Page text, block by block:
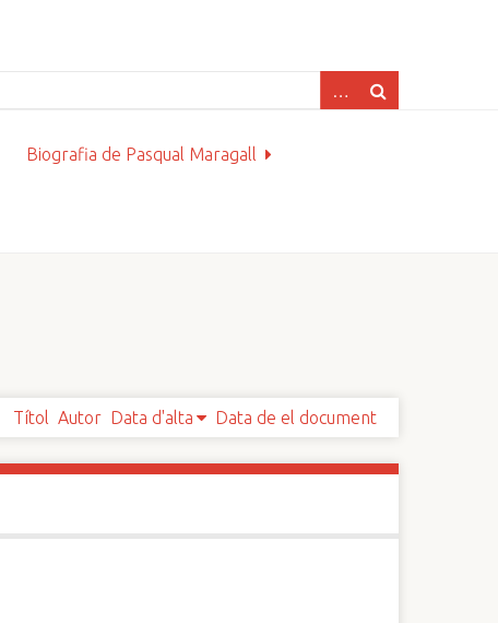
Biografia de Pasqual Maragall
Títol Autor Data d'alta Data de el document